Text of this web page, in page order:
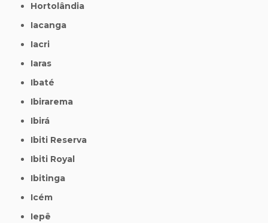
Hortolândia
Iacanga
Iacri
Iaras
Ibaté
Ibirarema
Ibirá
Ibiti Reserva
Ibiti Royal
Ibitinga
Icém
Iepê